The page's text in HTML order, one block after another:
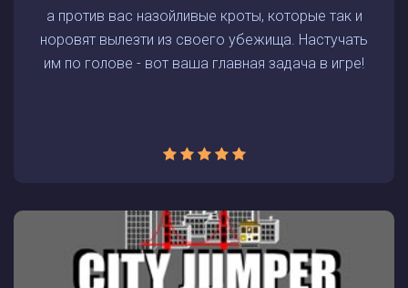
а против вас назойливые кроты, которые так и
норовят вылезти из своего убежища. Настучать
им по голове - вот ваша главная задача в игре!